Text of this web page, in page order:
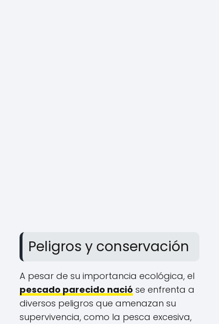
Peligros y conservación
A pesar de su importancia ecológica, el
pescado parecido nació se enfrenta a
diversos peligros que amenazan su
supervivencia, como la pesca excesiva,